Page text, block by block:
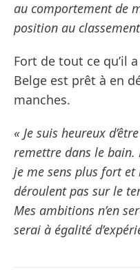
au comportement de
position au
Fort de tout ce qu’il
Belge est prêt à en
manches.
« Je suis heureux
remettre dans le bain.
je me sens plus fort et
déroulent pas sur le
Mes ambitions n’en
serai à égalité